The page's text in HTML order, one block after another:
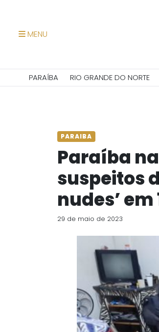
MENU
PARAÍBA RIO GRANDE DO NORTE
PARAIBA
Paraíba
suspeitos
nudes’
29 de maio de 2023